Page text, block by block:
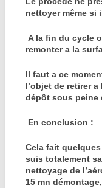
nettoyer même si
A la fin du cycle
remonter a la
Il faut a ce
l’objet de retirer
dépôt sous peine
En conclusion :
Cela fait
suis totalement
nettoyage de
15 mn